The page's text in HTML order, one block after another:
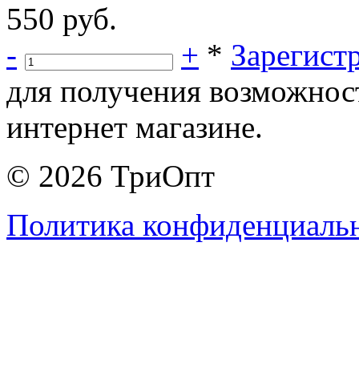
550 руб.
-
+ *
для получения
интернет магазине.
© 2026 ТриОпт
Политика